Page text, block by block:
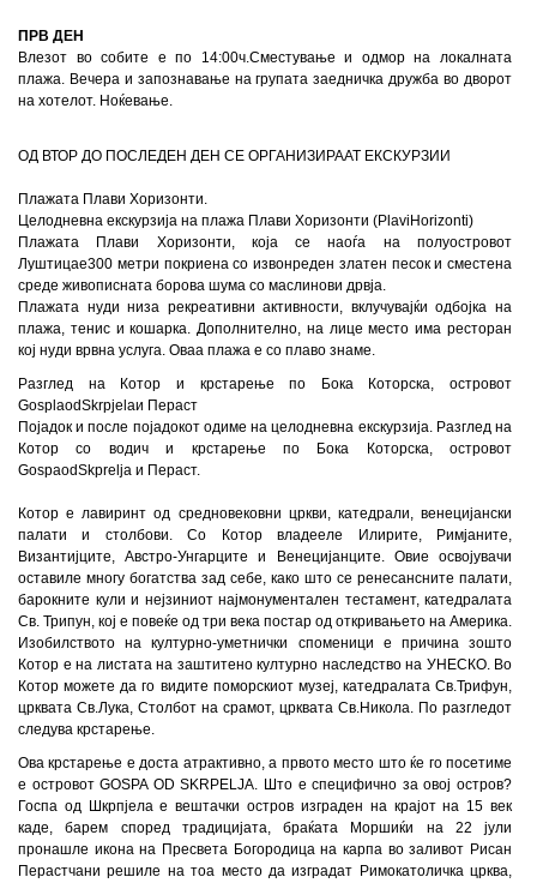
ПРВ ДЕН
Влезот во собите е по 14:00ч.Сместување и одмор на локалната
плажа. Вечера и запознавање на групата заедничка дружба во дворот
на хотелот. Ноќевање.
OД ВТОР ДО ПОСЛЕДЕН ДЕН СЕ ОРГАНИЗИРААТ ЕКСКУРЗИИ
Плажата Плави Хоризонти.
Целодневна екскурзија на плажа Плави Хоризонти (Plavi Horizonti)
Плажата Плави Хоризонти, која се наоѓа на полуостровот
Луштицаe300 метри покриена со извонреден златен песок и сместена
среде живописната борова шума со маслинови дрвја.
Плажата нуди низа рекреативни активности, вклучувајќи одбојка на
плажа, тенис и кошарка. Дополнително, на лице место има ресторан
кој нуди врвна услуга. Оваа плажа е со плаво знаме.
Разглед на Котор и крстарење по Бока Которска, островот
GosplaodSkrpjelaи Пераст
Појадок и после појадокот одиме на целодневна екскурзија. Разглед на
Котор со водич и крстарење по Бока Которска, островот
GospaodSkprelja и Пераст.
Котор е лавиринт од средновековни цркви, катедрали, венецијански
палати и столбови. Со Котор владееле Илирите, Римјаните,
Византијците, Австро-Унгарците и Венецијанците. Овие освојувачи
оставиле многу богатства зад себе, како што се ренесансните палати,
барокните кули и нејзиниот најмонументален тестамент, катедралата
Св. Трипун, кој е повеќе од три века постар од откривањето на Америка.
Изобилството на културно-уметнички споменици е причина зошто
Котор е на листата на заштитено културно наследство на УНЕСКО. Во
Котор можете да го видите поморскиот музеј, катедралата Св.Трифун,
црквата Св.Лука, Столбот на срамот, црквата Св.Никола. По разгледот
следува крстарење.
Ова крстарење е доста атрактивно, а првото место што ќе го посетиме
е островот GOSPA OD SKRPELJA. Што е специфично за овој остров?
Госпа од Шкрпјела е вештачки остров изграден на крајот на 15 век
каде, барем според традицијата, браќата Моршиќи на 22 јули
пронашле икона на Пресвета Богородица на карпа во заливот Рисан
Перастчани решиле на тоа место да изградат Римокатоличка црква,